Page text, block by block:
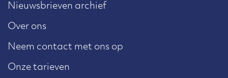
Nieuwsbrieven archief
Over ons
Neem contact met ons op
Onze tarieven